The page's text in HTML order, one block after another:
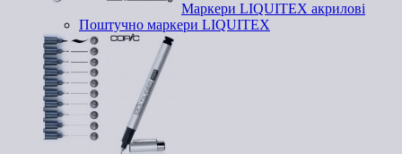
Маркери LIQUITEX акрилові
Поштучно маркери LIQUITEX